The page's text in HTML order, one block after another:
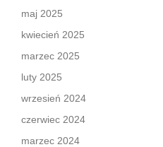
maj 2025
kwiecień 2025
marzec 2025
luty 2025
wrzesień 2024
czerwiec 2024
marzec 2024